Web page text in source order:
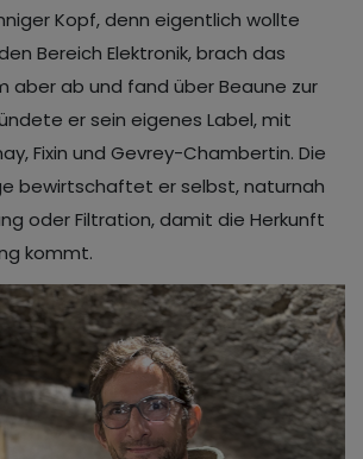
Kopf, denn eigentlich wollte
Bereich Elektronik, brach das
aber ab und fand über Beaune zur
er sein eigenes Label, mit
Fixin und Gevrey-Chambertin. Die
bewirtschaftet er selbst, naturnah
oder Filtration, damit die Herkunft
kommt.